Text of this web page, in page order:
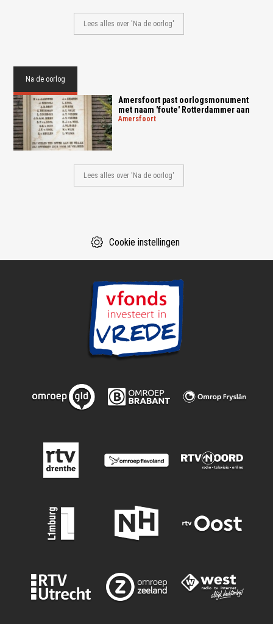
Lees alles over 'Na de oorlog'
Na de oorlog
Amersfoort past oorlogsmonument
met naam 'foute' Rotterdammer aan
amersfoort
Lees alles over 'Na de oorlog'
Cookie instellingen